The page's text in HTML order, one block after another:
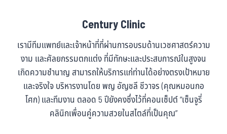
Century Clinic
เรามีทีมแพทย์และเจ้าหน้าที่ที่ผ่านการอบรมด้านเวชศาสตร์ความ
งาม และศัลยกรรมตกแต่ง ที่มีทักษะและประสบการณ์ในสูงจน
เกิดความชำนาญ สามารถให้บริการแก่ท่านได้อย่างตรงเป้าหมาย
และจริงใจ บริหารงานโดย พญ อัญชลี ชีวาจร (คุณหมอนกอ
โศก) และทีมงาน ตลอด 5 ปียังคงซึ่งไว้ที่คอนเซ็ปต์ “เซ็นจูรี่
คลินิกเพื่อนคู่ความสวยในสไตล์ที่เป็นคุณ”